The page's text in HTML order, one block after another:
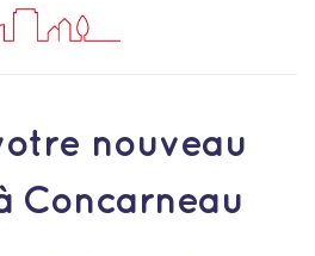
nouveau
Concarneau